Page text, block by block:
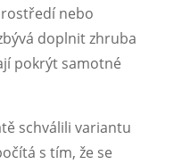
nebo
doplnit zhruba
pokrýt samotné
schválili variantu
s tím, že se